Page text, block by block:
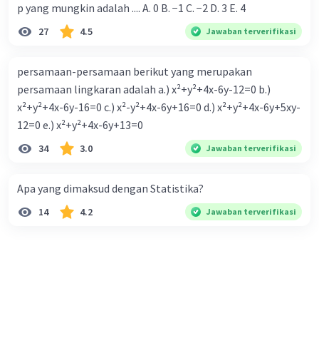
p yang mungkin adalah .... A. 0 B. −1 C. −2 D. 3 E. 4
27 4.5 Jawaban terverifikasi
persamaan-persamaan berikut yang merupakan
persamaan lingkaran adalah a.) x²+y²+4x-6y-12=0 b.)
x²+y²+4x-6y-16=0 c.) x²-y²+4x-6y+16=0 d.) x²+y²+4x-6y+5xy-
12=0 e.) x²+y²+4x-6y+13=0
34 3.0 Jawaban terverifikasi
Apa yang dimaksud dengan Statistika?
14 4.2 Jawaban terverifikasi